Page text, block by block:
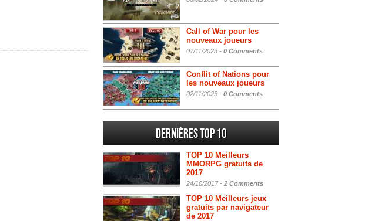
Call of War pour les
nouveaux joueurs
07/11/2023 - 0 Comments
Conflit of Nations pour
les nouveaux joueurs
02/11/2023 - 0 Comments
Dernières Top 10
TOP 10 Meilleurs
MMORPG gratuits de
2017
24/10/2017 - 2 Comments
TOP 10 Meilleurs jeux
gratuits par navigateur
de 2017